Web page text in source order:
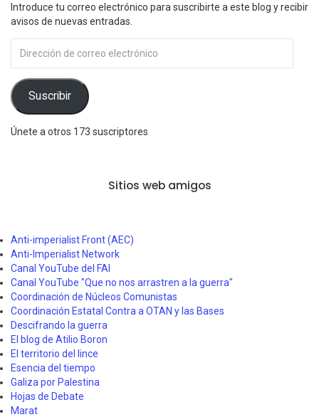
Introduce tu correo electrónico para suscribirte a este blog y recibir
avisos de nuevas entradas.
de
correo
electrónico
Suscribir
Únete a otros 173 suscriptores
Sitios web amigos
Anti-imperialist Front (AEC)
Anti-Imperialist Network
Canal YouTube del FAI
Canal YouTube "Que no nos arrastren a la guerra"
Coordinación de Núcleos Comunistas
Coordinación Estatal Contra a OTAN y las Bases
Descifrando la guerra
El blog de Atilio Boron
El territorio del lince
Esencia del tiempo
Galiza por Palestina
Hojas de Debate
Marat